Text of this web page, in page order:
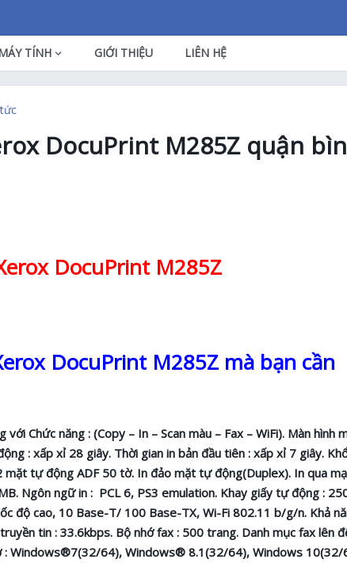
TÍNH GIỚI THIỆU LIÊN HỆ
DocuPrint M285Z quận
DocuPrint M285Z
DocuPrint M285Z mà bạn cần
Chức năng : (Copy – In – Scan màu – Fax – WiFi). Màn hình
: xấp xỉ 28 giây. Thời gian in bản đầu tiên : xấp xỉ 7 giây.
tự động ADF 50 tờ. In đảo mặt tự động(Duplex). In qua
Ngôn ngữ in : PCL 6, PS3 emulation. Khay giấy tự động :
độ cao, 10 Base-T/ 100 Base-TX, Wi-Fi 802.11 b/g/n. Khả
tin : 33.6kbps. Bộ nhớ fax : 500 trang. Danh mục fax lên
: Windows®7(32/64), Windows® 8.1(32/64), Windows 10(32/